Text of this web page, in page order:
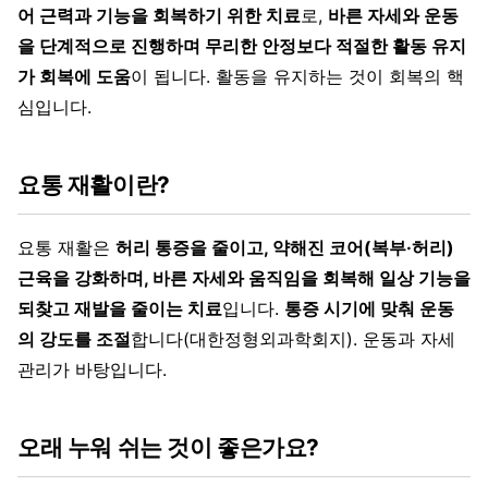
어 근력과 기능을 회복하기 위한 치료 로, 바른 자세와 운동
을 단계적으로 진행하며 무리한 안정보다 적절한 활동 유지
가 회복에 도움이 됩니다. 활동을 유지하는 것이 회복의 핵
심입니다.
요통 재활이란?
요통 재활은 허리 통증을 줄이고, 약해진 코어(복부·허리)
근육을 강화하며, 바른 자세와 움직임을 회복해 일상 기능을
되찾고 재발을 줄이는 치료입니다. 통증 시기에 맞춰 운동
의 강도를 조절합니다(대한정형외과학회지). 운동과 자세
관리가 바탕입니다.
오래 누워 쉬는 것이 좋은가요?